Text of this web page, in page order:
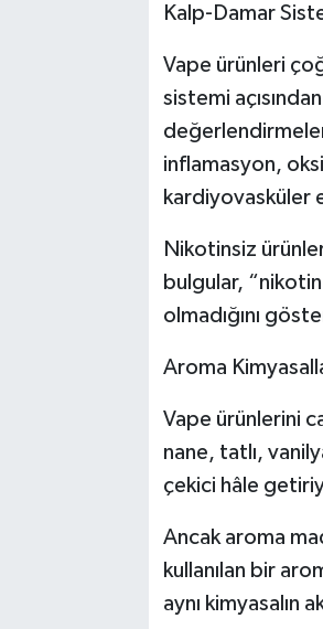
Kalp-Damar
Vape ürünleri
sistemi
inflamasyon,
kardiyovasküler
Nikotinsiz
bulgular,
olmadığını
Aroma
Vape ürünlerini
nane, tatlı,
çekici hâle
Ancak aroma
kullanılan bir
aynı kimyasalın